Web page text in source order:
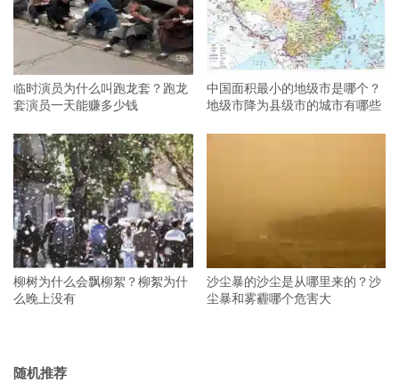
临时演员为什么叫跑龙套？跑龙
套演员一天能赚多少钱
中国面积最小的地级市是哪个？
地级市降为县级市的城市有哪些
柳树为什么会飘柳絮？柳絮为什
么晚上没有
沙尘暴的沙尘是从哪里来的？沙
尘暴和雾霾哪个危害大
随机推荐